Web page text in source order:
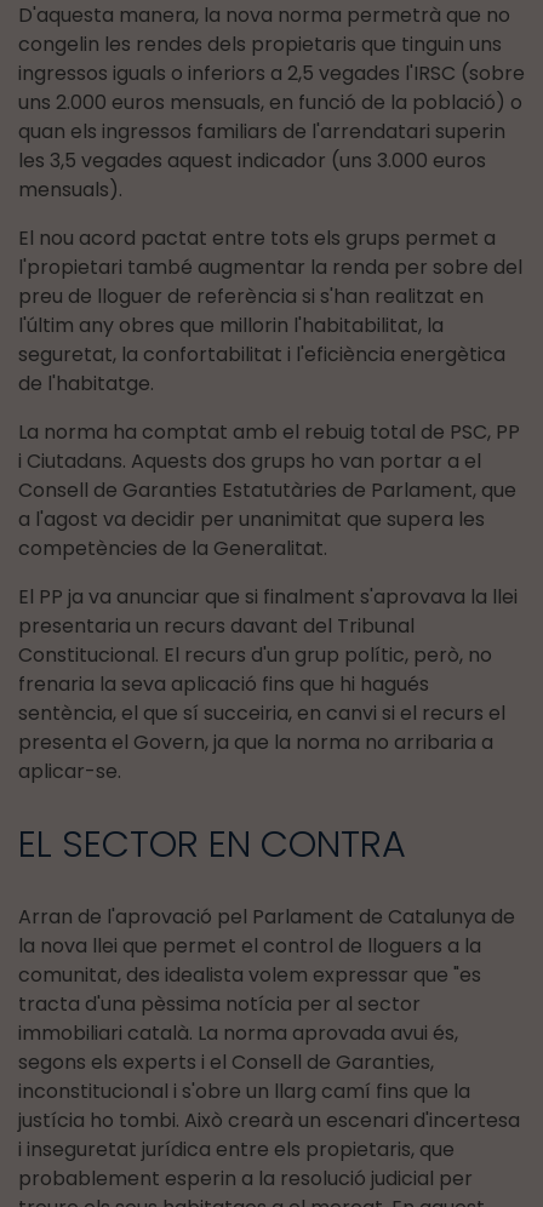
D'aquesta manera, la nova norma permetrà que no
congelin les rendes dels propietaris que tinguin uns
ingressos iguals o inferiors a 2,5 vegades l'IRSC (sobre
uns 2.000 euros mensuals, en funció de la població) o
quan els ingressos familiars de l'arrendatari superin
les 3,5 vegades aquest indicador (uns 3.000 euros
mensuals).
El nou acord pactat entre tots els grups permet a
l'propietari també augmentar la renda per sobre del
preu de lloguer de referència si s'han realitzat en
l'últim any obres que millorin l'habitabilitat, la
seguretat, la confortabilitat i l'eficiència energètica
de l'habitatge.
La norma ha comptat amb el rebuig total de PSC, PP
i Ciutadans. Aquests dos grups ho van portar a el
Consell de Garanties Estatutàries de Parlament, que
a l'agost va decidir per unanimitat que supera les
competències de la Generalitat.
El PP ja va anunciar que si finalment s'aprovava la llei
presentaria un recurs davant del Tribunal
Constitucional. El recurs d'un grup polític, però, no
frenaria la seva aplicació fins que hi hagués
sentència, el que sí succeiria, en canvi si el recurs el
presenta el Govern, ja que la norma no arribaria a
aplicar-se.
EL SECTOR EN CONTRA
Arran de l'aprovació pel Parlament de Catalunya de
la nova llei que permet el control de lloguers a la
comunitat, des idealista volem expressar que "es
tracta d'una pèssima notícia per al sector
immobiliari català. La norma aprovada avui és,
segons els experts i el Consell de Garanties,
inconstitucional i s'obre un llarg camí fins que la
justícia ho tombi. Això crearà un escenari d'incertesa
i inseguretat jurídica entre els propietaris, que
probablement esperin a la resolució judicial per